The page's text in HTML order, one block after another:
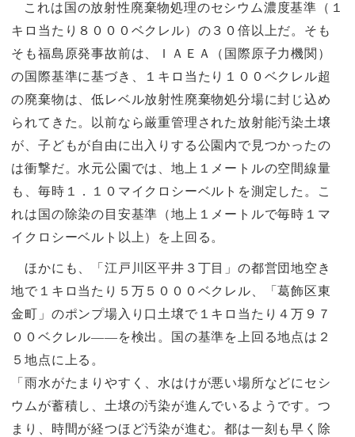
これは国の放射性廃棄物処理のセシウム濃度基準（１
キロ当たり８０００ベクレル）の３０倍以上だ。そも
そも福島原発事故前は、ＩＡＥＡ（国際原子力機関）
の国際基準に基づき、１キロ当たり１００ベクレル超
の廃棄物は、低レベル放射性廃棄物処分場に封じ込め
られてきた。以前なら厳重管理された放射能汚染土壌
が、子どもが自由に出入りする公園内で見つかったの
は衝撃だ。水元公園では、地上１メートルの空間線量
も、毎時１．１０マイクロシーベルトを測定した。こ
れは国の除染の目安基準（地上１メートルで毎時１マ
イクロシーベルト以上）を上回る。
ほかにも、「江戸川区平井３丁目」の都営団地空き
地で１キロ当たり５万５０００ベクレル、「葛飾区東
金町」のポンプ場入り口土壌で１キロ当たり４万９７
００ベクレル――を検出。国の基準を上回る地点は２
５地点に上る。
「雨水がたまりやすく、水はけが悪い場所などにセシ
ウムが蓄積し、土壌の汚染が進んでいるようです。つ
まり、時間が経つほど汚染が進む。都は一刻も早く除